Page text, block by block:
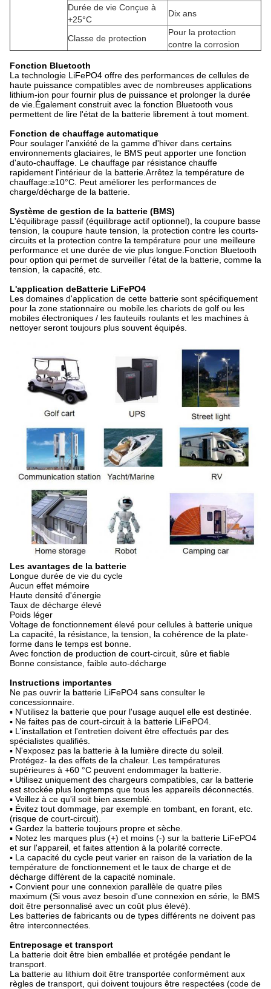
Durée de vie Conçue à
+25°C
Dix ans
Classe de protection
Pour la protection
contre la corrosion
Fonction Bluetooth
La technologie LiFePO4 offre des performances de cellules de
haute puissance compatibles avec de nombreuses applications
lithium-ion pour fournir plus de puissance et prolonger la durée
de vie.Également construit avec la fonction Bluetooth vous
permettent de lire l'état de la batterie librement à tout moment.
Fonction de chauffage automatique
Pour soulager l'anxiété de la gamme d'hiver dans certains
environnements glaciaires, le BMS peut apporter une fonction
d'auto-chauffage. Le chauffage par résistance chauffe
rapidement l'intérieur de la batterie.Arrêtez la température de
chauffage:≥10°C. Peut améliorer les performances de
charge/décharge de la batterie.
Système de gestion de la batterie (BMS)
L'équilibrage passif (équilibrage actif optionnel), la coupure basse
tension, la coupure haute tension, la protection contre les courts-
circuits et la protection contre la température pour une meilleure
performance et une durée de vie plus longue.Fonction Bluetooth
pour option qui permet de surveiller l'état de la batterie, comme la
tension, la capacité, etc.
L'application deBatterie LiFePO4
Les domaines d'application de cette batterie sont spécifiquement
pour la zone stationnaire ou mobile.les chariots de golf ou les
mobiles électroniques / les fauteuils roulants et les machines à
nettoyer seront toujours plus souvent équipés.
Les avantages de la batterie
Longue durée de vie du cycle
Aucun effet mémoire
Haute densité d'énergie
Taux de décharge élevé
Poids léger
Voltage de fonctionnement élevé pour cellules à batterie unique
La capacité, la résistance, la tension, la cohérence de la plate-
forme dans le temps est bonne.
Avec fonction de production de court-circuit, sûre et fiable
Bonne consistance, faible auto-décharge
Instructions importantes
Ne pas ouvrir la batterie LiFePO4 sans consulter le
concessionnaire.
▪ N'utilisez la batterie que pour l'usage auquel elle est destinée.
▪ Ne faites pas de court-circuit à la batterie LiFePO4.
▪ L'installation et l'entretien doivent être effectués par des
spécialistes qualifiés.
▪ N'exposez pas la batterie à la lumière directe du soleil.
Protégez- la des effets de la chaleur. Les températures
supérieures à +60 °C peuvent endommager la batterie.
▪ Utilisez uniquement des chargeurs compatibles, car la batterie
est stockée plus longtemps que tous les appareils déconnectés.
▪ Veillez à ce qu'il soit bien assemblé.
▪ Évitez tout dommage, par exemple en tombant, en forant, etc.
(risque de court-circuit).
▪ Gardez la batterie toujours propre et sèche.
▪ Notez les marques plus (+) et moins (-) sur la batterie LiFePO4
et sur l'appareil, et faites attention à la polarité correcte.
▪ La capacité du cycle peut varier en raison de la variation de la
température de fonctionnement et le taux de charge et de
décharge diffèrent de la capacité nominale.
▪ Convient pour une connexion parallèle de quatre piles
maximum (Si vous avez besoin d'une connexion en série, le BMS
doit être personnalisé avec un coût plus élevé).
Les batteries de fabricants ou de types différents ne doivent pas
être interconnectées.
Entreposage et transport
La batterie doit être bien emballée et protégée pendant le
transport.
La batterie au lithium doit être transportée conformément aux
règles de transport, qui doivent toujours être respectées (code de